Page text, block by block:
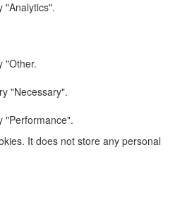
"Analytics".
"Other.
"Necessary".
"Performance".
It does not store any personal